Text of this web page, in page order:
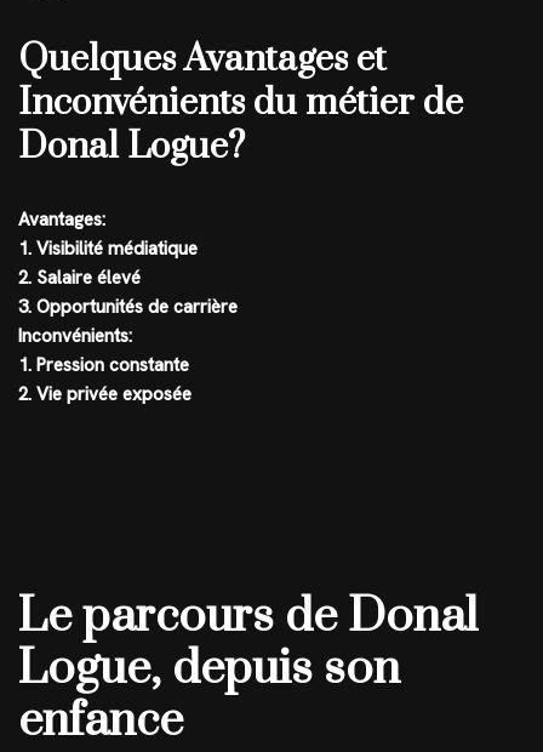
Quelques Avantages et
Inconvénients du métier de
Donal Logue?
Avantages:
1. Visibilité médiatique
2. Salaire élevé
3. Opportunités de carrière
Inconvénients:
1. Pression constante
2. Vie privée exposée
Le parcours de Donal
Logue, depuis son
enfance